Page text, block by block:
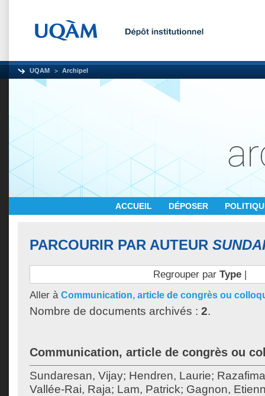
UQAM Archipel
ACCUEIL DÉPOSER
PARCOURIR PAR AUTEUR
Regrouper par Type|
Aller à Communication, article de congrès ou
Nombre de documents archivés : 2.
Communication, article de congrès ou
Sundaresan, Vijay; Hendren, Laurie;
Vallée-Rai, Raja; Lam, Patrick; Gagnon,